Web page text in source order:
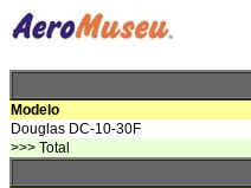
Modelo
Douglas DC-10-30F
>>> Total